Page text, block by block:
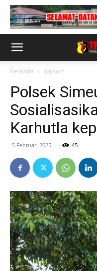
Beranda BinKam
Polsek
Karhutla
5 Februari 2025 45